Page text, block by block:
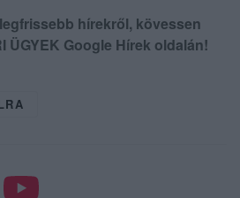
hírekről, kövessen
ÜGYEK Google Hírek oldalán!